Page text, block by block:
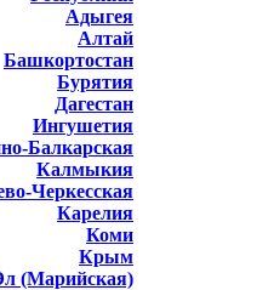
Адыгея
Алтай
Башкортостан
Бурятия
Дагестан
Ингушетия
Балкарская
Калмыкия
Черкесская
Карелия
Коми
Крым
(Марийская)